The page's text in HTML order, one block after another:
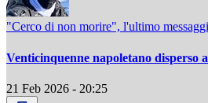
"Cerco di non morire", l'ultimo
Venticinquenne napoletano disperso
21 Feb 2026 - 20:25